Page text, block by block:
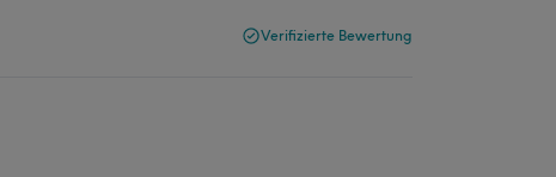
Verifizierte Bewertung